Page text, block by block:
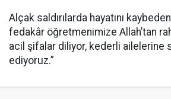
Alçak saldırılarda hayatını
fedakâr öğretmenimize Allah’tan
acil şifalar diliyor, kederli ailelerine
ediyoruz.”